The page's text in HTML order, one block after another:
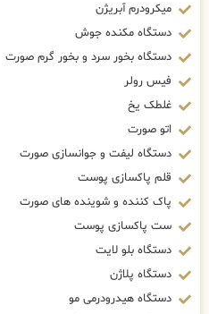
میکرودرم آبریژن
دستگاه مکنده جوش
دستگاه بخور سرد و بخور گرم صورت
فیس رولر
غلطک یخ
اتو صورت
دستگاه لیفت و جوانسازی صورت
قلم پاکسازی پوست
پاک کننده و شوینده های صورت
ست پاکسازی پوست
دستگاه بلو لایت
دستگاه پلاژن
دستگاه هیدرودرمی مو